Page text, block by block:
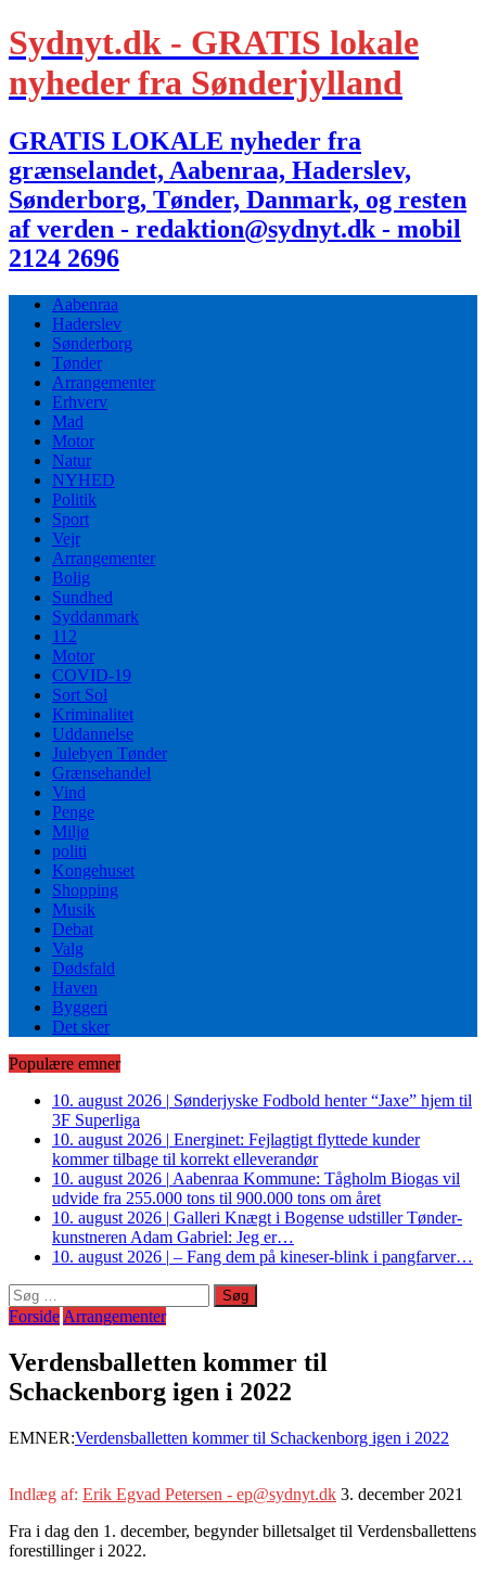
Sydnyt.dk - GRATIS lokale
nyheder fra Sønderjylland
GRATIS LOKALE nyheder fra
grænselandet, Aabenraa, Haderslev,
Sønderborg, Tønder, Danmark, og resten
af verden - redaktion@sydnyt.dk - mobil
2124 2696
Aabenraa
Haderslev
Sønderborg
Tønder
Arrangementer
Erhverv
Mad
Motor
Natur
NYHED
Politik
Sport
Vejr
Arrangementer
Bolig
Sundhed
Syddanmark
112
Motor
COVID-19
Sort Sol
Kriminalitet
Uddannelse
Julebyen Tønder
Grænsehandel
Vind
Penge
Miljø
politi
Kongehuset
Shopping
Musik
Debat
Valg
Dødsfald
Haven
Byggeri
Det sker
Populære emner
10. august 2026 | Sønderjyske Fodbold henter “Jaxe” hjem til
3F Superliga
10. august 2026 | Energinet: Fejlagtigt flyttede kunder
kommer tilbage til korrekt elleverandør
10. august 2026 | Aabenraa Kommune: Tågholm Biogas vil
udvide fra 255.000 tons til 900.000 tons om året
10. august 2026 | Galleri Knægt i Bogense udstiller Tønder-
kunstneren Adam Gabriel: Jeg er…
10. august 2026 | – Fang dem på kineser-blink i pangfarver…
Søg
efter:
Forside Arrangementer
Verdensballetten kommer til
Schackenborg igen i 2022
EMNER:Verdensballetten kommer til Schackenborg igen i 2022
Indlæg af: Erik Egvad Petersen - ep@sydnyt.dk 3. december 2021
Fra i dag den 1. december, begynder billetsalget til Verdensballettens
forestillinger i 2022.